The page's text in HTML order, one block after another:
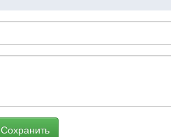
Сохранить